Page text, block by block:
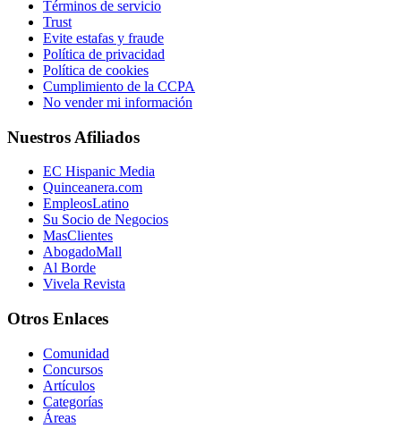
Términos de servicio
Trust
Evite estafas y fraude
Política de privacidad
Política de cookies
Cumplimiento de la CCPA
No vender mi información
Nuestros Afiliados
EC Hispanic Media
Quinceanera.com
EmpleosLatino
Su Socio de Negocios
MasClientes
AbogadoMall
Al Borde
Vivela Revista
Otros Enlaces
Comunidad
Concursos
Artículos
Categorías
Áreas